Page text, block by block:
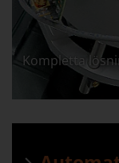
Kompletta